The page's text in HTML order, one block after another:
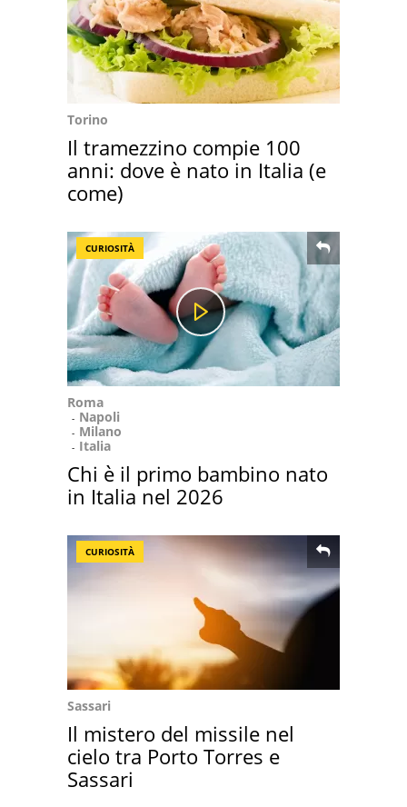
Torino
Il tramezzino compie 100
anni: dove è nato in Italia (e
come)
CURIOSITÀ
Roma
Napoli
Milano
Italia
Chi è il primo bambino nato
in Italia nel 2026
CURIOSITÀ
Sassari
Il mistero del missile nel
cielo tra Porto Torres e
Sassari